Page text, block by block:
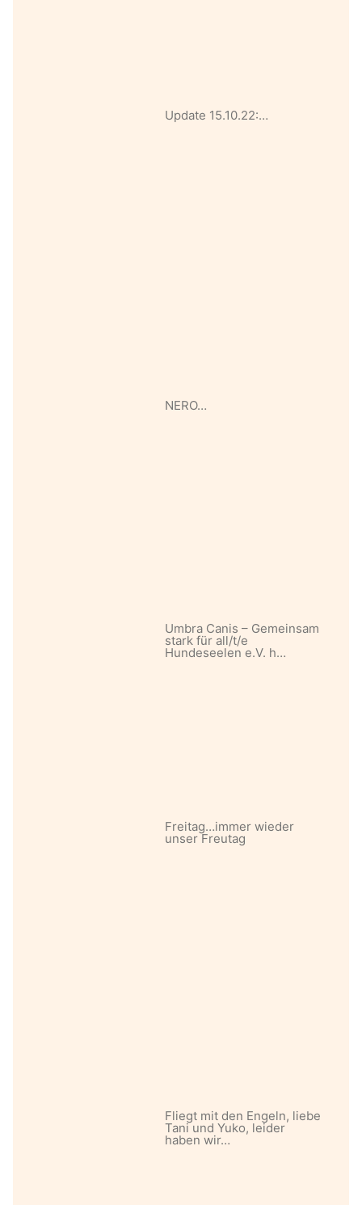
Update 15.10.22:…
NERO…
Umbra Canis – Gemeinsam
stark für all/t/e
Hundeseelen e.V. h…
Freitag…immer wieder
unser Freutag
Fliegt mit den Engeln, liebe
Tani und Yuko, leider
haben wir…